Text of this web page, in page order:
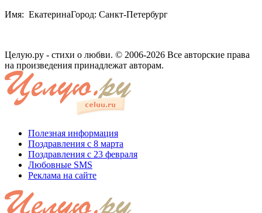
Имя: ЕкатеринаГород: Санкт-Петербург
Целую.ру - стихи о любви. © 2006-2026 Все авторские права
на произведения принадлежат авторам.
Полезная информация
Поздравления с 8 марта
Поздравления с 23 февраля
Любовные SMS
Реклама на сайте